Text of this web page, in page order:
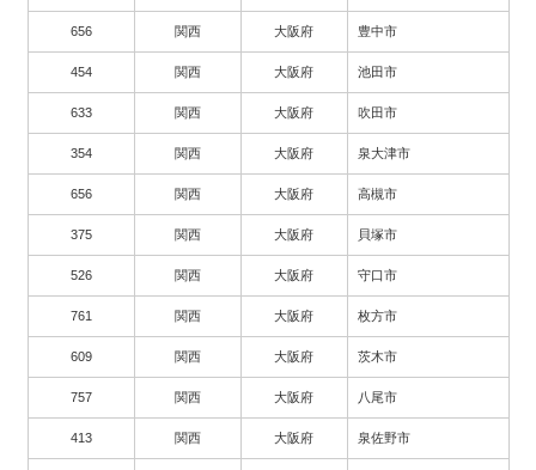
656 関西 大阪府 豊中市
454 関西 大阪府 池田市
633 関西 大阪府 吹田市
354 関西 大阪府 泉大津市
656 関西 大阪府 高槻市
375 関西 大阪府 貝塚市
526 関西 大阪府 守口市
761 関西 大阪府 枚方市
609 関西 大阪府 茨木市
757 関西 大阪府 八尾市
413 関西 大阪府 泉佐野市